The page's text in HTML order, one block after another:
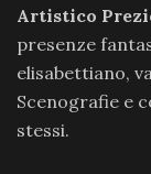
Artistico
presenze
elisabettiano,
Scenografie e
stessi.